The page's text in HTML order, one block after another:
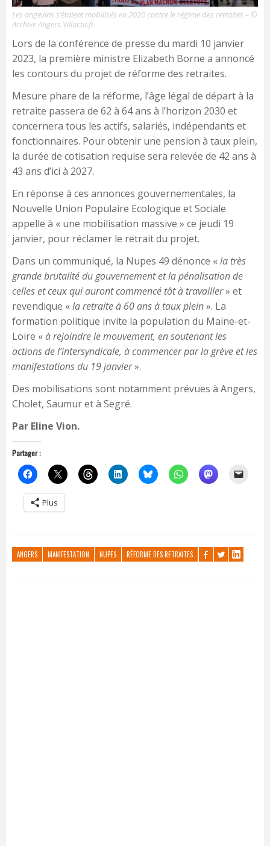
Les angevins s’étaient mobilisés en 2020 contre le régime des retraites – ©
Archive Angers.Villactu.fr
Lors de la conférence de presse du mardi 10 janvier
2023, la première ministre Elizabeth Borne a annoncé
les contours du projet de réforme des retraites.
Mesure phare de la réforme, l’âge légal de départ à la
retraite passera de 62 à 64 ans à l’horizon 2030 et
concernera tous les actifs, salariés, indépendants et
fonctionnaires. Pour obtenir une pension à taux plein,
la durée de cotisation requise sera relevée de 42 ans à
43 ans d’ici à 2027.
En réponse à ces annonces gouvernementales, la
Nouvelle Union Populaire Ecologique et Sociale
appelle à « une mobilisation massive » ce jeudi 19
janvier, pour réclamer le retrait du projet.
Dans un communiqué, la Nupes 49 dénonce «la très
grande brutalité du gouvernement et la pénalisation de
celles et ceux qui auront commencé tôt à travailler» et
revendique «la retraite à 60 ans à taux plein». La
formation politique invite la population du Maine-et-
Loire «à rejoindre le mouvement, en soutenant les
actions de l’intersyndicale, à commencer par la grève et les
manifestations du 19 janvier».
Des mobilisations sont notamment prévues à Angers,
Cholet, Saumur et à Segré.
Par Eline Vion.
Partager :
Plus
ANGERS MANIFESTATION NUPES RÉFORME DES RETRAITES